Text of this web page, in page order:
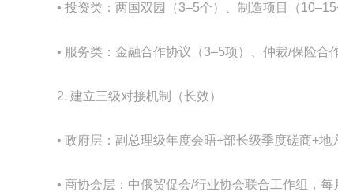
• 投资类：两国双园（3–5个）、制造项目（
• 服务类：金融合作协议（3–5项）、仲裁/保险合
2. 建立三级对接机制（长效）
• 政府层：副总理级年度会晤+部长级季度磋商+地
• 商协会层：中俄贸促会/行业协会联合工作组，每